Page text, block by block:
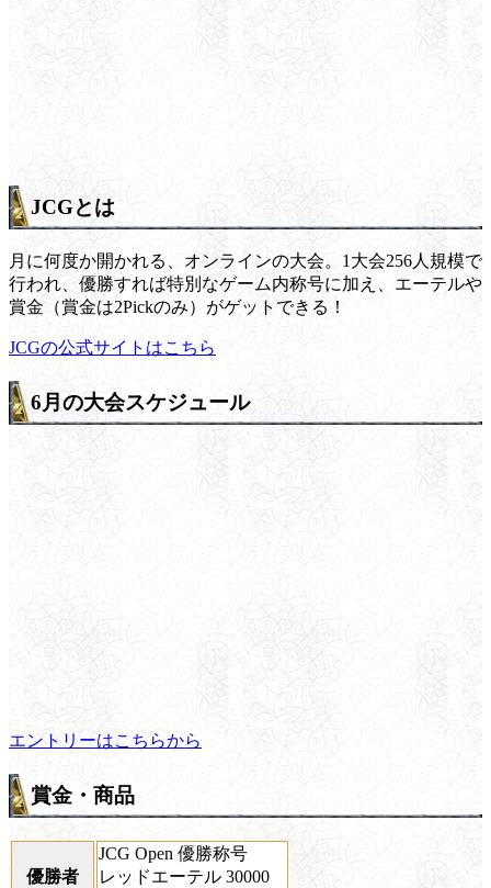
JCGとは
月に何度か開かれる、オンラインの大会。1大会256人規模で
行われ、優勝すれば特別なゲーム内称号に加え、エーテルや
賞金（賞金は2Pickのみ）がゲットできる！
JCGの公式サイトはこちら
6月の大会スケジュール
エントリーはこちらから
賞金・商品
優勝者
JCG Open 優勝称号
レッドエーテル 30000